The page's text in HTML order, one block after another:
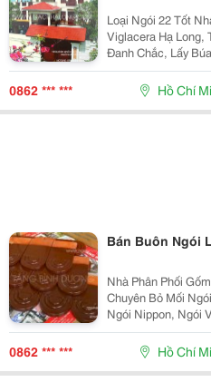
Loại Ngói 22 Tốt
Viglacera Hạ Long,
Đanh Chắc, Lấy Búa Gõ
Container Và Phân
Http://
Công T
0862 *** *** Hồ Chí
Bán Buôn Ngói
Nhà Phân Phối
Chuyên Bỏ Mối Ngói Cho
Ngói Nippon, Ngói
Triều Http://Www.ngoimyxuan.com.vn/2014/09/Phat-
Mau-Va-Catalogue-
0862 *** *** Hồ Chí